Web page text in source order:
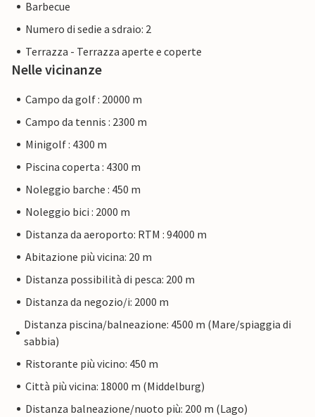
Barbecue
Numero di sedie a sdraio: 2
Terrazza - Terrazza aperte e coperte
Nelle vicinanze
Campo da golf : 20000 m
Campo da tennis : 2300 m
Minigolf : 4300 m
Piscina coperta : 4300 m
Noleggio barche : 450 m
Noleggio bici : 2000 m
Distanza da aeroporto: RTM : 94000 m
Abitazione più vicina: 20 m
Distanza possibilità di pesca: 200 m
Distanza da negozio/i: 2000 m
Distanza piscina/balneazione: 4500 m (Mare/spiaggia di
sabbia)
Ristorante più vicino: 450 m
Città più vicina: 18000 m (Middelburg)
Distanza balneazione/nuoto più: 200 m (Lago)